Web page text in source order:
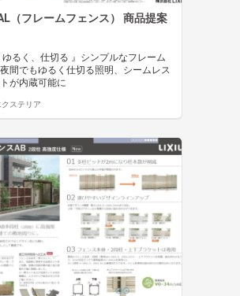
（フレームフェンス） 商品提案
ゆるく、仕切る 』シンプルなフレーム
間でもゆるく仕切る照明、シームレス
が内蔵可能に
クステリア